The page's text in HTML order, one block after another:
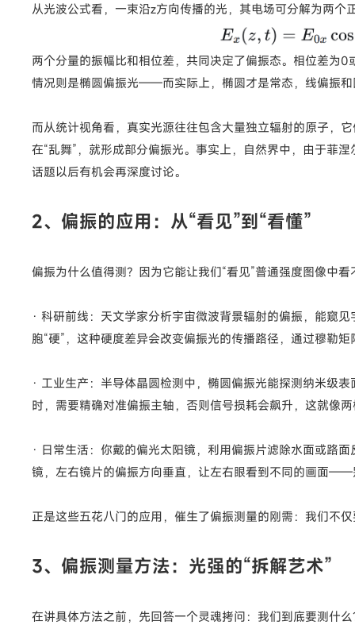
从光波公式看，一束沿z方向传播的光，其电场可分解为两个
两个分量的振幅比和相位差，共同决定了偏振态。相位差为
情况则是椭圆偏振光——而实际上，椭圆才是常态，线偏振和
而从统计视角看，真实光源往往包含大量独立辐射的原子，
在“乱舞”，就形成部分偏振光。事实上，自然界中，由于菲
话题以后有机会再深度讨论。
2、偏振的应用：从“看见”到“看懂”
偏振为什么值得测？因为它能让我们“看见”普通强度图像中
· 科研前线：天文学家分析宇宙微波背景辐射的偏振，能窥
胞“硬”，这种硬度差异会改变偏振光的传播路径，通过穆勒
· 工业生产：半导体晶圆检测中，椭圆偏振光能探测纳米级
时，需要精确对准偏振主轴，否则信号损耗会飙升，这就像
· 日常生活：你戴的偏光太阳镜，利用偏振片滤除水面或路
镜，左右镜片的偏振方向垂直，让左右眼看到不同的画面——
正是这些五花八门的应用，催生了偏振测量的刚需：我们
3、偏振测量方法：光强的“拆解艺术”
在讲具体方法之前，先回答一个灵魂拷问：我们到底要测什